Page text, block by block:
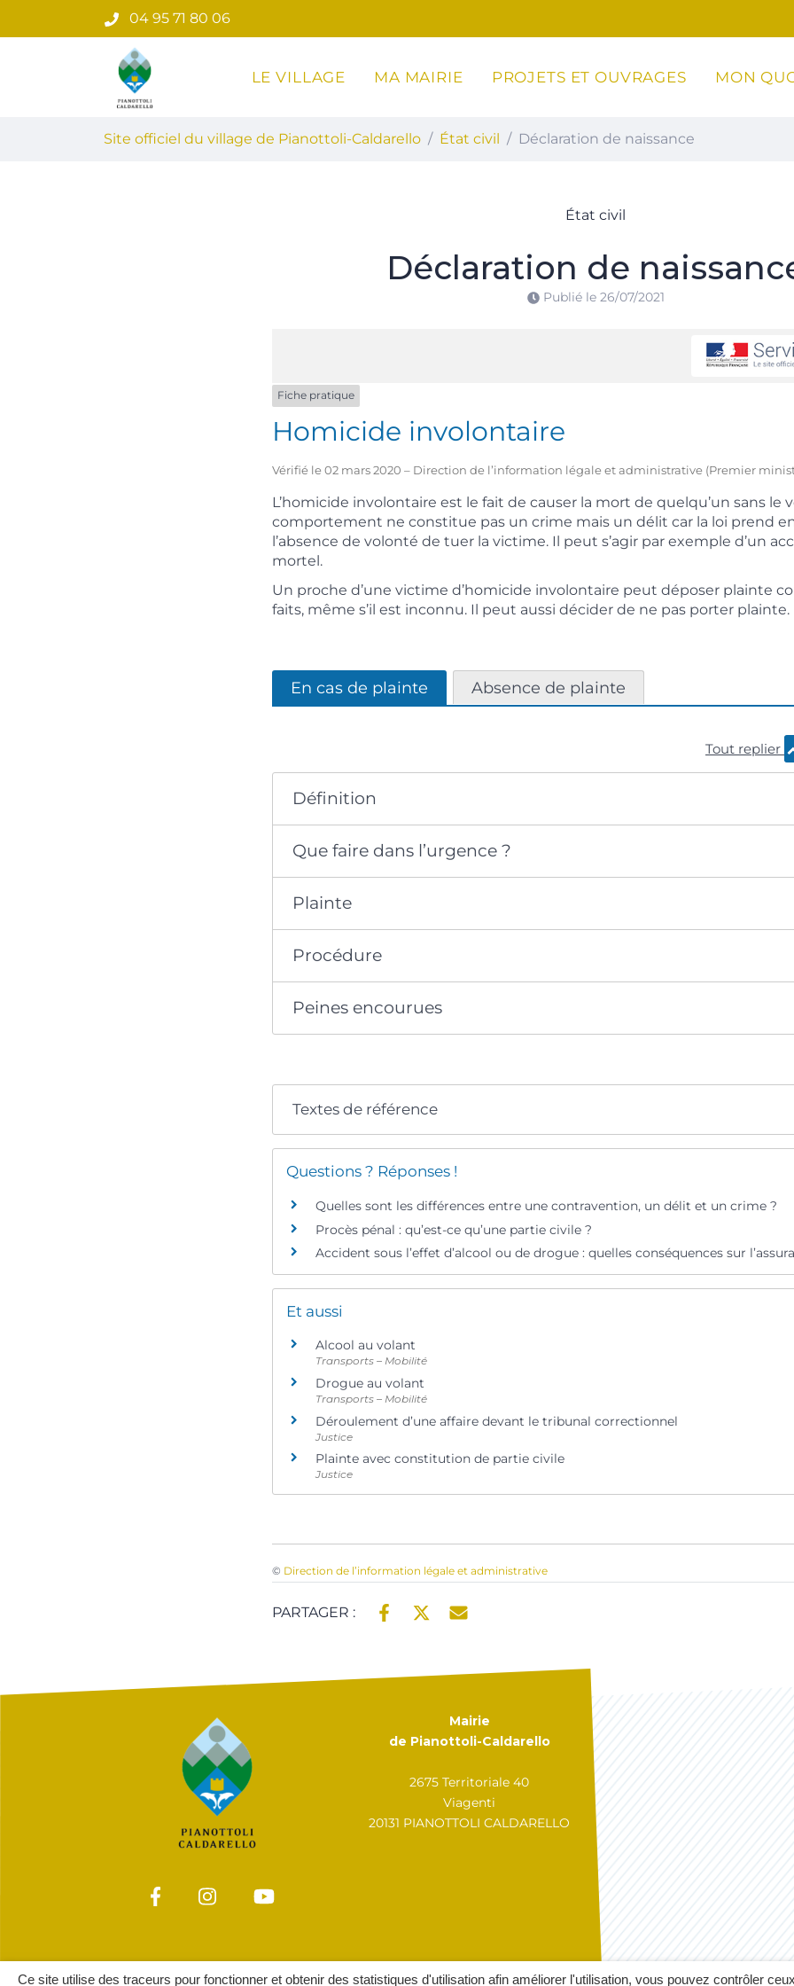
Ce site utilise des traceurs pour fonctionner et obtenir des statistiques d'utilisation afin améliorer l'utilisation, vous pouvez contrôler
au
04 95 71 80 06
Site officiel du village de Pianottoli-Caldarello
LE VILLAGE MA MAIRIE PROJETS ET OUVRAGES MON
Site officiel du village de Pianottoli-Caldarello État civil Déclaration de naissance
État civil
Déclaration de
Publié le 26/07/2021
Fiche pratique
Homicide involontaire
Vérifié le 02 mars 2020 – Direction de l’information légale et administrative (Premier
L’homicide involontaire est le fait de causer la mort de quelqu’un sans le
comportement ne constitue pas un crime mais un délit car la loi prend
l’absence de volonté de tuer la victime. Il peut s’agir par exemple d’un
mortel.
Un proche d’une victime d’homicide involontaire peut déposer plainte
faits, même s’il est inconnu. Il peut aussi décider de ne pas porter plainte.
En cas de plainte Absence de plainte
Tout replier
Définition
Que faire dans l’urgence ?
Plainte
Procédure
Peines encourues
Textes de référence
Questions ? Réponses !
Quelles sont les différences entre une contravention, un délit et un crime ?
Procès pénal : qu’est-ce qu’une partie civile ?
Accident sous l’effet d’alcool ou de drogue : quelles conséquences sur
Et aussi
Alcool au volant
Transports – Mobilité
Drogue au volant
Transports – Mobilité
Déroulement d’une affaire devant le tribunal correctionnel
Justice
Plainte avec constitution de partie civile
Justice
© Direction de l’information légale et administrative
PARTAGER :
Mairie
de Pianottoli-Caldarello
2675 Territoriale 40
Viagenti
20131 PIANOTTOLI CALDARELLO